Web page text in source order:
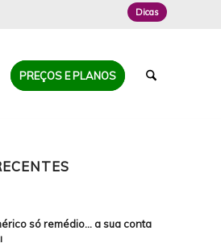
Dicas
PREÇOS E PLANOS
só remédio… a sua conta